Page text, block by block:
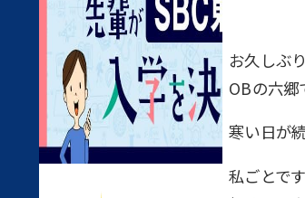
お久しぶり
OBの六郷
寒い日が
私ごとで